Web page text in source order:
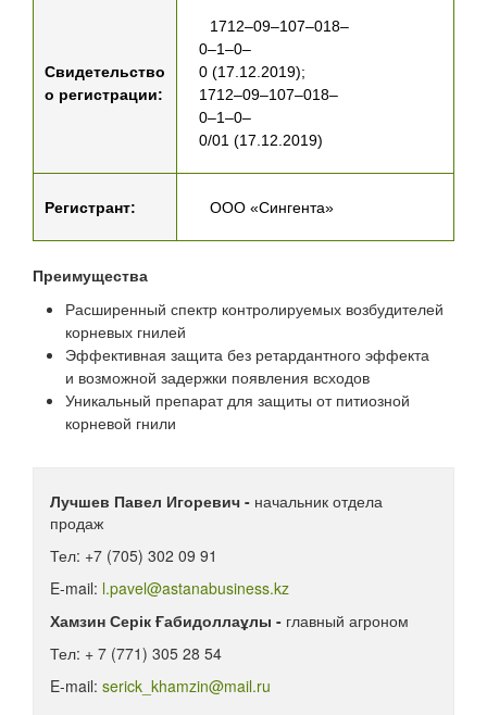
Свидетельство
о регистрации:
1712–09–107–018–
0–1–0–
0 (17.12.2019);
1712–09–107–018–
0–1–0–
0/01 (17.12.2019)
Регистрант: ООО «Сингента»
Преимущества
Расширенный спектр контролируемых возбудителей
корневых гнилей
Эффективная защита без ретардантного эффекта
и возможной задержки появления всходов
Уникальный препарат для защиты от питиозной
корневой гнили
Лучшев Павел Игоревич - начальник отдела
продаж
Тел: +7 (705) 302 09 91
E-mail: l.pavel@astanabusiness.kz
Хамзин Серік Ғабидоллаұлы - главный агроном
Тел: + 7 (771) 305 28 54
E-mail: serick_khamzin@mail.ru